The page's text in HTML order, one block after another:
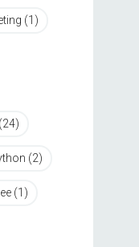
(1)
(24)
(2)
(1)